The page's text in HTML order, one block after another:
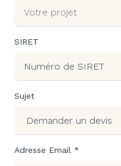
SIRET
Sujet
Adresse Email *